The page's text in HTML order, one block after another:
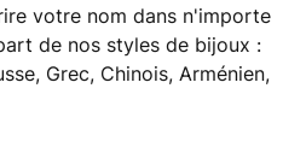
votre nom dans n'importe
de nos styles de bijoux :
Grec, Chinois, Arménien,